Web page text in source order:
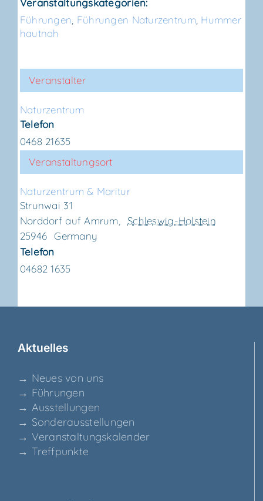
Veranstaltungskategorien:
Führungen Führungen Naturzentrum Hummer
hautnah
Veranstaltungsort
Natur­zen­trum & Maritur
Strunwai 31
Norddorf auf Amrum
Schleswig-Holstein
25946 Germany
Telefon
04682 1635
Veranstalter
Natur­zen­trum
Telefon
0468 21635
Aktu­el­les
→ Neu­es von uns
→ Füh­run­gen
→ Aus­stel­lun­gen
→ Son­der­aus­stel­lun­gen
→ Ver­an­stal­tungs­ka­len­der
→ Treff­punk­te